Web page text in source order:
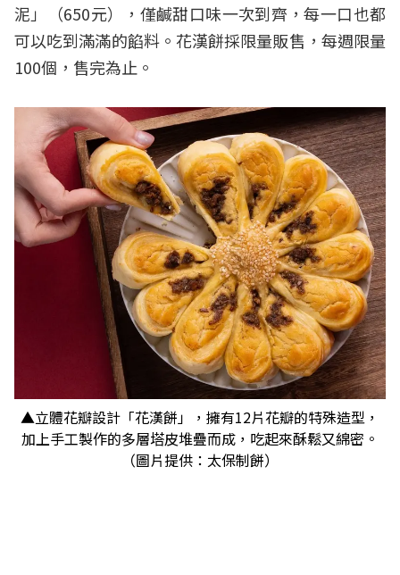
泥」（650元），僅鹹甜口味一次到齊，每一口也都
可以吃到滿滿的餡料。花漢餅採限量販售，每週限量
100個，售完為止。
▲立體花瓣設計「花漢餅」，擁有12片花瓣的特殊造型，
加上手工製作的多層塔皮堆疊而成，吃起來酥鬆又綿密。
（圖片提供：太保制餅）